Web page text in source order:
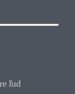
ľud